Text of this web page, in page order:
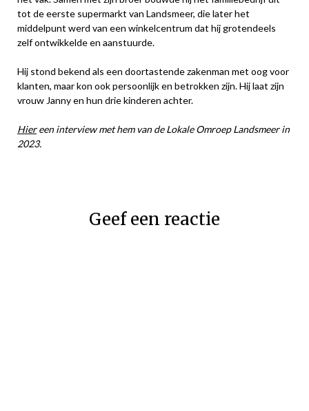
tot de eerste supermarkt van Landsmeer, die later het
middelpunt werd van een winkelcentrum dat hij grotendeels
zelf ontwikkelde en aanstuurde.
Hij stond bekend als een doortastende zakenman met oog voor
klanten, maar kon ook persoonlijk en betrokken zijn. Hij laat zijn
vrouw Janny en hun drie kinderen achter.
Hiereen interview met hem van de Lokale Omroep Landsmeer in
2023.
Geef een reactie